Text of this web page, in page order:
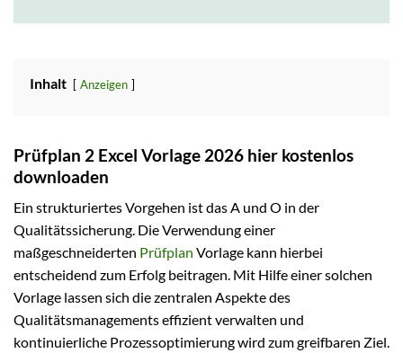
Inhalt Anzeigen
Prüfplan 2 Excel Vorlage 2026 hier kostenlos
downloaden
Ein strukturiertes Vorgehen ist das A und O in der
Qualitätssicherung. Die Verwendung einer
maßgeschneiderten Prüfplan Vorlage kann hierbei
entscheidend zum Erfolg beitragen. Mit Hilfe einer solchen
Vorlage lassen sich die zentralen Aspekte des
Qualitätsmanagements effizient verwalten und
kontinuierliche Prozessoptimierung wird zum greifbaren Ziel.